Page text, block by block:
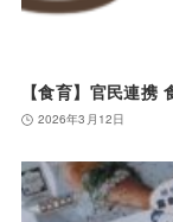
【食育】官民連携
2026年3月12日